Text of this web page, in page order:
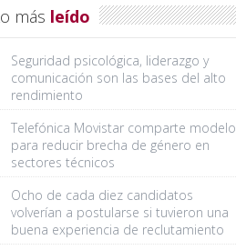
más leído
Seguridad psicológica, liderazgo y
comunicación son las bases del alto
rendimiento
Telefónica Movistar comparte modelo
para reducir brecha de género en
sectores técnicos
Ocho de cada diez candidatos
volverían a postularse si tuvieron una
buena experiencia de reclutamiento